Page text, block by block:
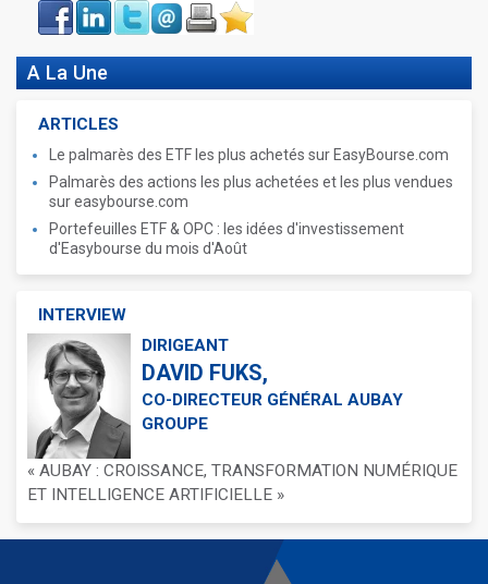
Face
book
LinkIn Twitter Envoyer ImprimerFavoris
A La Une
ARTICLES
Le palmarès des ETF les plus achetés sur EasyBourse.com
Palmarès des actions les plus achetées et les plus vendues
sur easybourse.com
Portefeuilles ETF & OPC : les idées d'investissement
d'Easybourse du mois d'Août
INTERVIEW
DIRIGEANT
DAVID FUKS,
CO-DIRECTEUR GÉNÉRAL AUBAY
GROUPE
« AUBAY : CROISSANCE, TRANSFORMATION NUMÉRIQUE
ET INTELLIGENCE ARTIFICIELLE »